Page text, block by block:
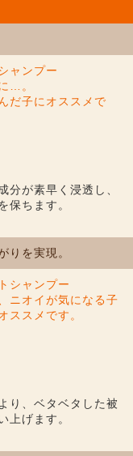
ャンプー
…。
だ子にオススメで
分が素早く浸透し、
保ちます。
りを実現。
シャンプー
ニオイが気になる子
ススメです。
り、ベタベタした被
上げます。